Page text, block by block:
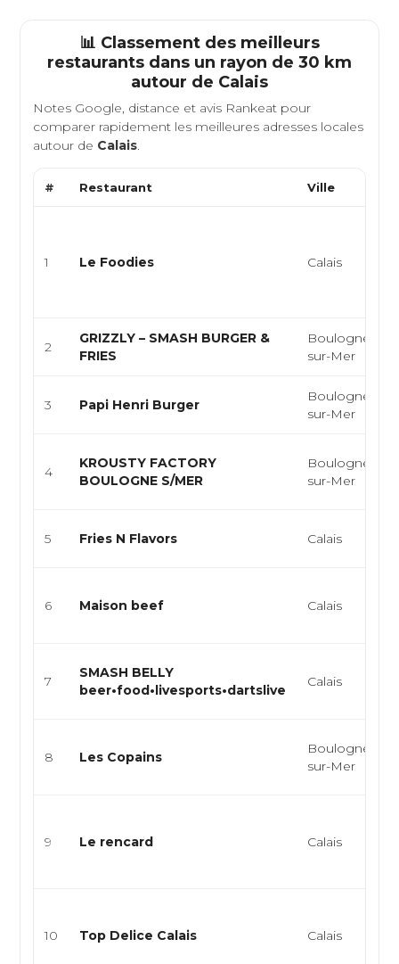
📊 Classement des meilleurs
restaurants dans un rayon de 30 km
autour de Calais
Notes Google, distance et avis Rankeat pour
comparer rapidement les meilleures adresses locales
autour de Calais.
# Restaurant Ville
1 Le Foodies Calais
2
GRIZZLY – SMASH BURGER &
FRIES
Boulogne-
sur-Mer
3 Papi Henri Burger
Boulogne-
sur-Mer
4
KROUSTY FACTORY
BOULOGNE S/MER
Boulogne-
sur-Mer
5 Fries N Flavors Calais
6 Maison beef Calais
7
SMASH BELLY
beer•food•livesports•dartslive
Calais
8 Les Copains
Boulogne-
sur-Mer
9 Le rencard Calais
10 Top Delice Calais Calais